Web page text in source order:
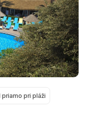
priamo pri pláži